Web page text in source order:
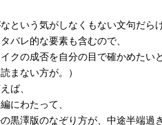
という気がしなくもない文句だら
バレ的な要素も含むので、
クの成否を自分の目で確かめたい
まない方が。）
ば、
にわたって、
黒澤版のなぞり方が、中途半端過